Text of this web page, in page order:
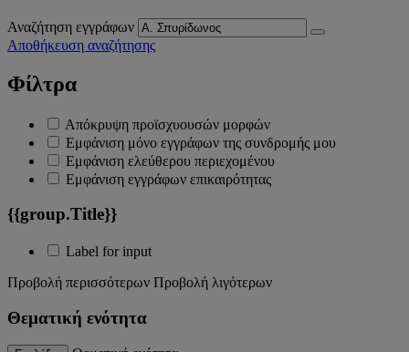
Αναζήτηση εγγράφων
Αποθήκευση αναζήτησης
Φίλτρα
Απόκρυψη προϊσχυουσών μορφών
Εμφάνιση μόνο εγγράφων της συνδρομής μου
Εμφάνιση ελεύθερου περιεχομένου
Εμφάνιση εγγράφων επικαιρότητας
{{group.Title}}
Label for input
Προβολή περισσότερων Προβολή λιγότερων
Θεματική ενότητα